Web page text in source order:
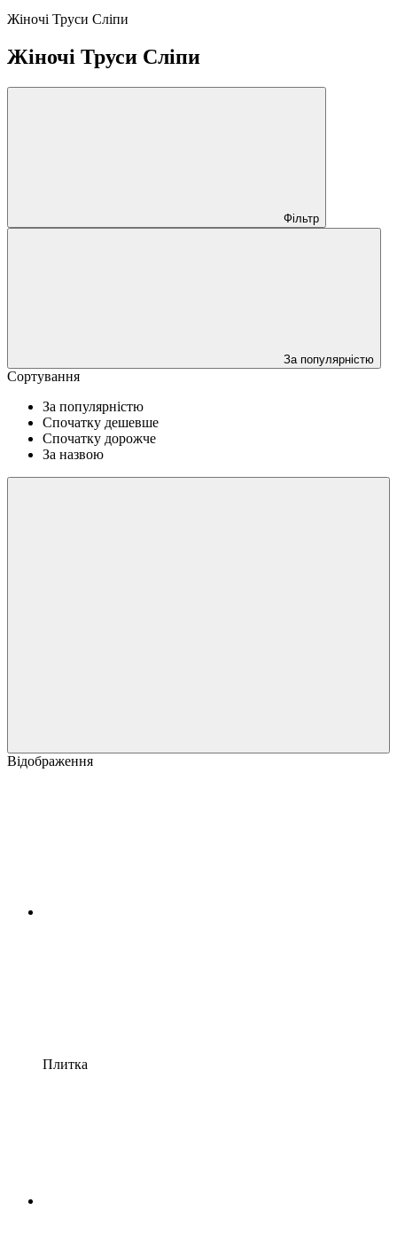
Жіночі Труси Сліпи
Жіночі Труси Сліпи
Фільтр
За популярністю
Сортування
За популярністю
Спочатку дешевше
Спочатку дорожче
За назвою
Відображення
Плитка